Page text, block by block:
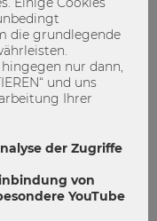
von uns
detailliert,
politische
die grundlegende
nur dann,
und uns
Ihrer
der Zugriffe
von
YouTube